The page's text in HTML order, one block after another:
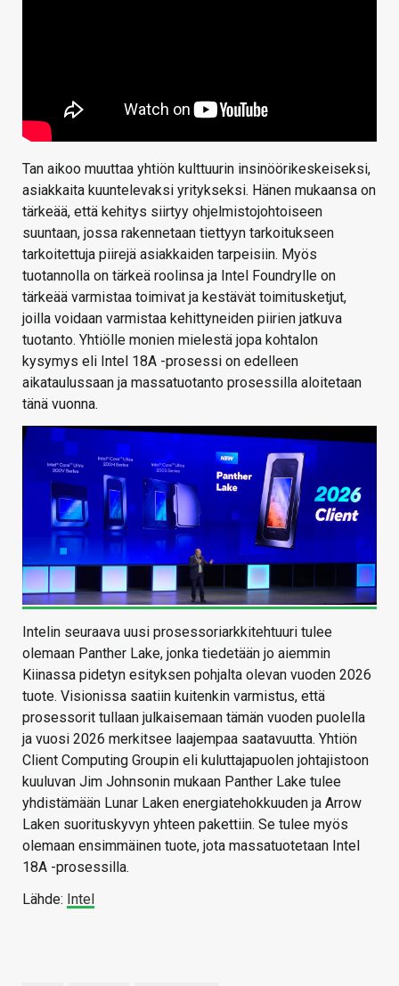
Tan aikoo muuttaa yhtiön kulttuurin insinöörikeskeiseksi,
asiakkaita kuuntelevaksi yritykseksi. Hänen mukaansa on
tärkeää, että kehitys siirtyy ohjelmistojohtoiseen
suuntaan, jossa rakennetaan tiettyyn tarkoitukseen
tarkoitettuja piirejä asiakkaiden tarpeisiin. Myös
tuotannolla on tärkeä roolinsa ja Intel Foundrylle on
tärkeää varmistaa toimivat ja kestävät toimitusketjut,
joilla voidaan varmistaa kehittyneiden piirien jatkuva
tuotanto. Yhtiölle monien mielestä jopa kohtalon
kysymys eli Intel 18A -prosessi on edelleen
aikataulussaan ja massatuotanto prosessilla aloitetaan
tänä vuonna.
Intelin seuraava uusi prosessoriarkkitehtuuri tulee
olemaan Panther Lake, jonka tiedetään jo aiemmin
Kiinassa pidetyn esityksen pohjalta olevan vuoden 2026
tuote. Visionissa saatiin kuitenkin varmistus, että
prosessorit tullaan julkaisemaan tämän vuoden puolella
ja vuosi 2026 merkitsee laajempaa saatavuutta. Yhtiön
Client Computing Groupin eli kuluttajapuolen johtajistoon
kuuluvan Jim Johnsonin mukaan Panther Lake tulee
yhdistämään Lunar Laken energiatehokkuuden ja Arrow
Laken suorituskyvyn yhteen pakettiin. Se tulee myös
olemaan ensimmäinen tuote, jota massatuotetaan Intel
18A -prosessilla.
Lähde: Intel